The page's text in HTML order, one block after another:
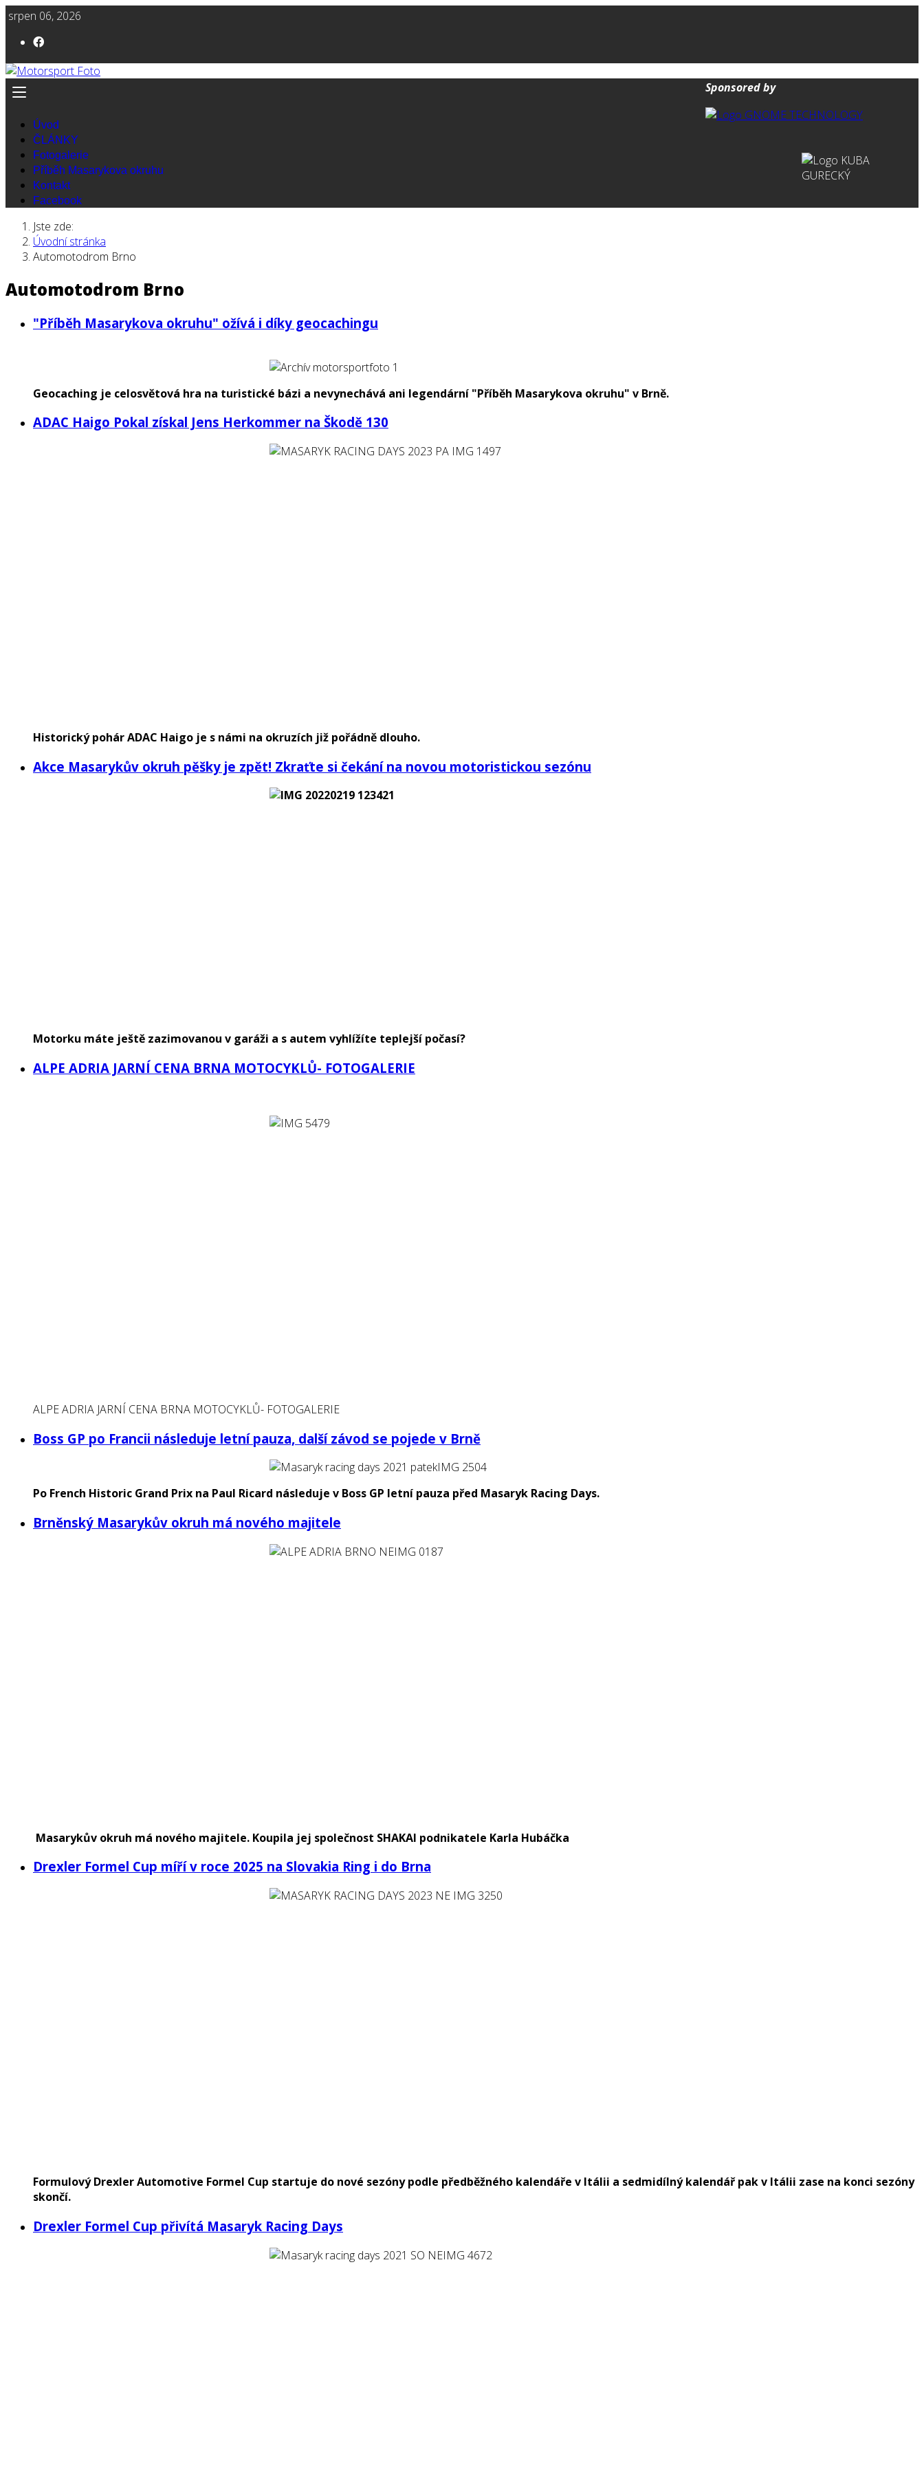
srpen 06, 2026
Sponsored by
Úvod
ČLÁNKY
Fotogalerie
Příběh Masarykova okruhu
Kontakt
Facebook
Jste zde:
Úvodní stránka
Automotodrom Brno
Automotodrom Brno
"Příběh Masarykova okruhu" ožívá i díky geocachingu
Geocaching je celosvětová hra na turistické bázi a nevynechává ani legendární "Příběh Masarykova okruhu" v Brně.
ADAC Haigo Pokal získal Jens Herkommer na Škodě 130
Historický pohár ADAC Haigo je s námi na okruzích již pořádně dlouho.
Akce Masarykův okruh pěšky je zpět! Zkraťte si čekání na novou motoristickou sezónu
Motorku máte ještě zazimovanou v garáži a s autem vyhlížíte teplejší počasí?
ALPE ADRIA JARNÍ CENA BRNA MOTOCYKLŮ- FOTOGALERIE
ALPE ADRIA JARNÍ CENA BRNA MOTOCYKLŮ- FOTOGALERIE
Boss GP po Francii následuje letní pauza, další závod se pojede v Brně
Po French Historic Grand Prix na Paul Ricard následuje v Boss GP letní pauza před Masaryk Racing Days.
Brněnský Masarykův okruh má nového majitele
Masarykův okruh má nového majitele. Koupila jej společnost SHAKAI podnikatele Karla Hubáčka
Drexler Formel Cup míří v roce 2025 na Slovakia Ring i do Brna
Formulový Drexler Automotive Formel Cup startuje do nové sezóny podle předběžného kalendáře v Itálii a sedmidílný kalendář pak v Itálii zase na konci sezóny
skončí.
Drexler Formel Cup přivítá Masaryk Racing Days